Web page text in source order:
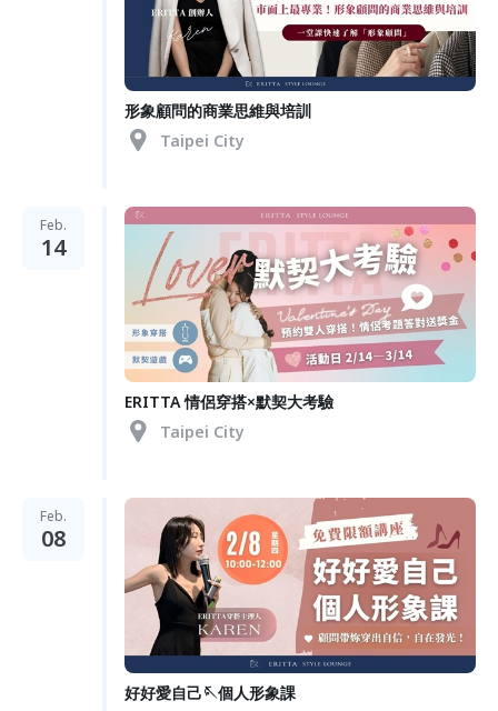
形象顧問的商業思維與培訓
Taipei City
Feb.
14
ERITTA 情侶穿搭×默契大考驗
Taipei City
Feb.
08
好好愛自己🪡個人形象課